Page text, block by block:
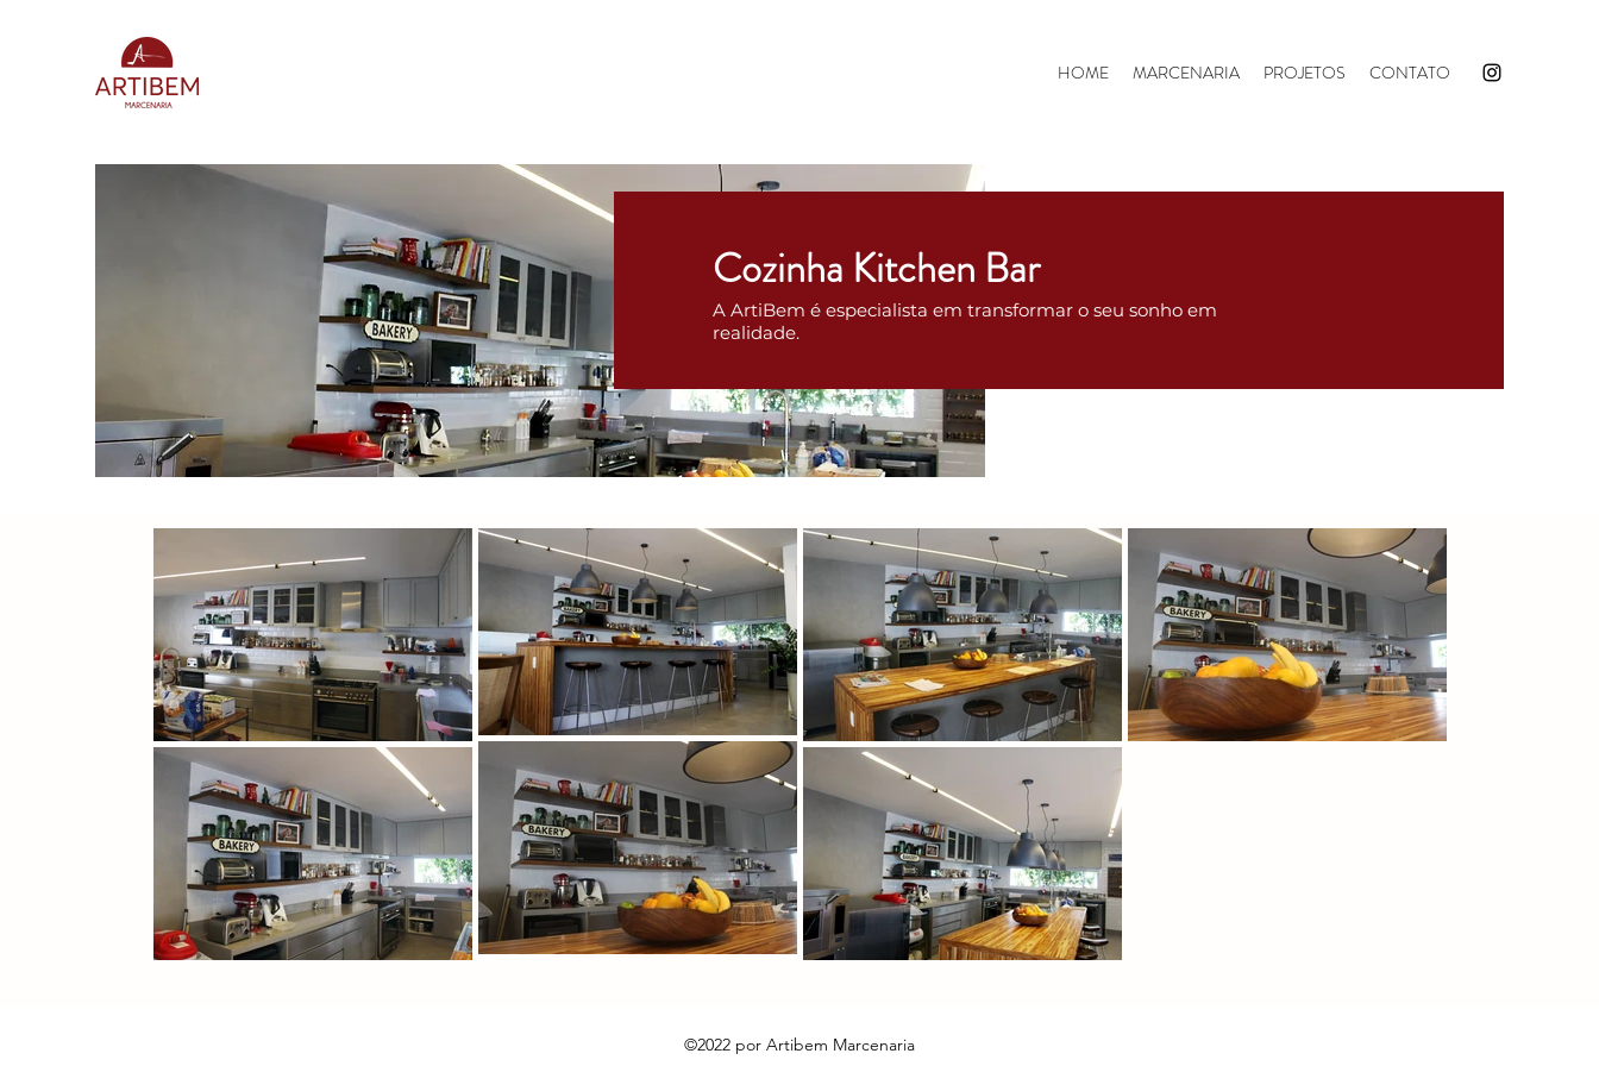
HOME MARCENARIA PROJETOS CONTATO
Cozinha Kitchen Bar
A ArtiBem é especialista em transformar o seu sonho em
realidade.
©2022 por Artibem Marcenaria